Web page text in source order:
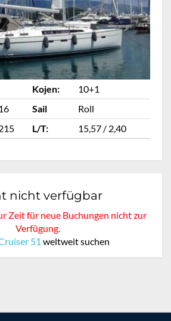
Kojen:
10+1
Sail
Roll
L/T: 15,57 / 2,40
nicht verfügbar
Zeit für neue Buchungen nicht zur
Verfügung.
51 weltweit suchen